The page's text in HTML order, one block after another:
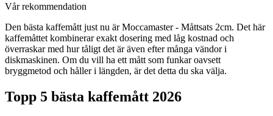
Vår rekommendation
Den bästa kaffemått just nu är Moccamaster - Måttsats 2cm. Det här
kaffemåttet kombinerar exakt dosering med låg kostnad och
överraskar med hur tåligt det är även efter många vändor i
diskmaskinen. Om du vill ha ett mått som funkar oavsett
bryggmetod och håller i längden, är det detta du ska välja.
Topp 5 bästa kaffemått 2026